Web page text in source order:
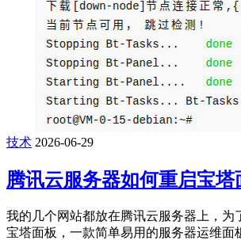
技术 2026-06-29
腾讯云服务器如何重启宝塔
我的几个网站都放在腾讯云服务器上，为
宝塔面板，一款简单易用的服务器运维面